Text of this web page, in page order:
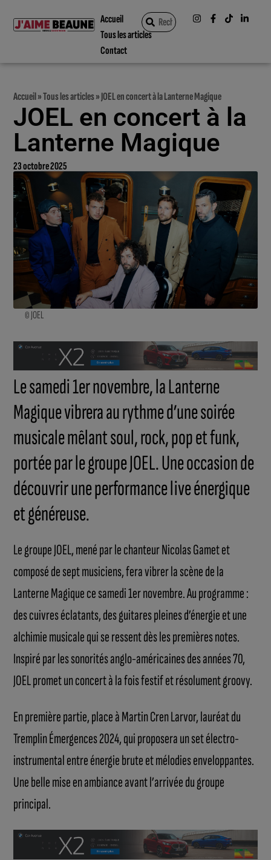
Accueil
Tous les articles
Contact
Accueil»Tous les articles»JOEL en concert à la Lanterne Magique
JOEL en concert à la
Lanterne Magique
23 octobre 2025
© JOEL
Le samedi 1er novembre, la Lanterne
Magique vibrera au rythme d’une soirée
musicale mêlant soul, rock, pop et funk,
portée par le groupe JOEL. Une occasion de
découvrir une performance live énergique
et généreuse.
Le groupe JOEL, mené par le chanteur Nicolas Gamet et
composé de sept musiciens, fera vibrer la scène de la
Lanterne Magique ce samedi 1er novembre. Au programme :
des cuivres éclatants, des guitares pleines d’énergie et une
alchimie musicale qui se ressent dès les premières notes.
Inspiré par les sonorités anglo-américaines des années 70,
JOEL promet un concert à la fois festif et résolument groovy.
En première partie, place à Martin Cren Larvor, lauréat du
Tremplin Émergences 2024, qui proposera un set électro-
instrumental entre énergie brute et mélodies enveloppantes.
Une belle mise en ambiance avant l’arrivée du groupe
principal.